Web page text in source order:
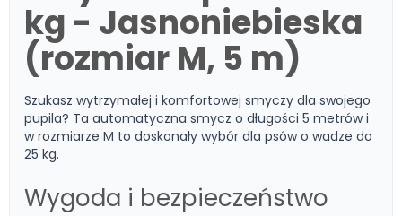
kg - Jasnoniebieska
(rozmiar M, 5 m)
Szukasz wytrzymałej i komfortowej smyczy dla swojego
pupila? Ta automatyczna smycz o długości 5 metrów i
w rozmiarze M to doskonały wybór dla psów o wadze do
25 kg.
Wygoda i bezpieczeństwo